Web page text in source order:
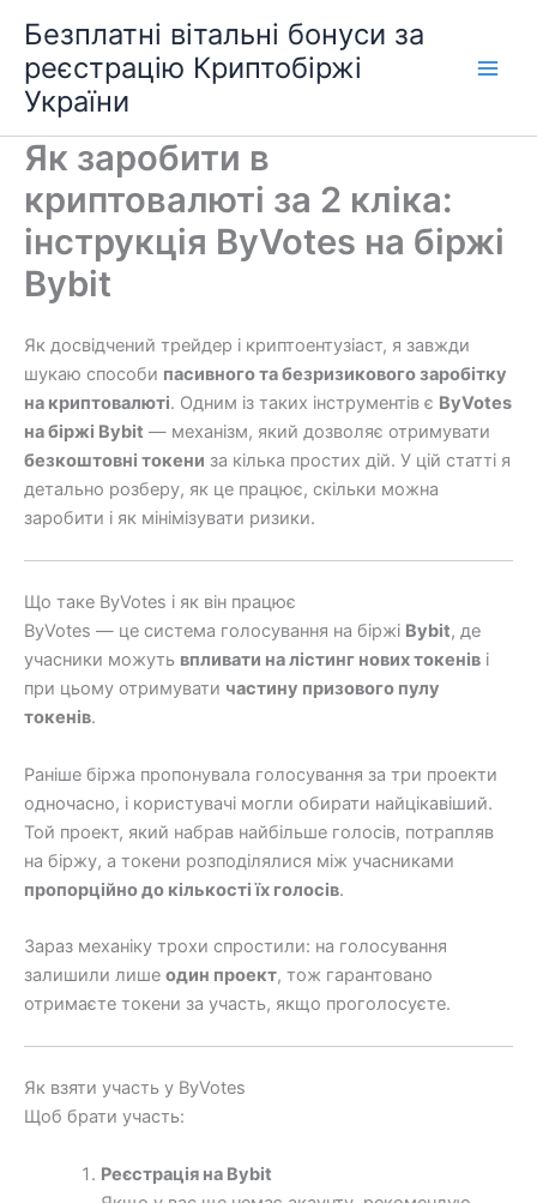
вмісту
Безплатні вітальні бонуси за
реєстрацію Криптобіржі
України
Як заробити в
криптовалюті за 2 кліка:
інструкція ByVotes на біржі
Bybit
Як досвідчений трейдер і криптоентузіаст, я завжди
шукаю способи пасивного та безризикового заробітку
на криптовалюті. Одним із таких інструментів є ByVotes
на біржі Bybit — механізм, який дозволяє отримувати
безкоштовні токени за кілька простих дій. У цій статті я
детально розберу, як це працює, скільки можна
заробити і як мінімізувати ризики.
Що таке ByVotes і як він працює
ByVotes — це система голосування на біржі Bybit, де
учасники можуть впливати на лістинг нових токенів і
при цьому отримувати частину призового пулу
токенів.
Раніше біржа пропонувала голосування за три проекти
одночасно, і користувачі могли обирати найцікавіший.
Той проект, який набрав найбільше голосів, потрапляв
на біржу, а токени розподілялися між учасниками
пропорційно до кількості їх голосів.
Зараз механіку трохи спростили: на голосування
залишили лише один проект, тож гарантовано
отримаєте токени за участь, якщо проголосуєте.
Як взяти участь у ByVotes
Щоб брати участь:
Реєстрація на Bybit